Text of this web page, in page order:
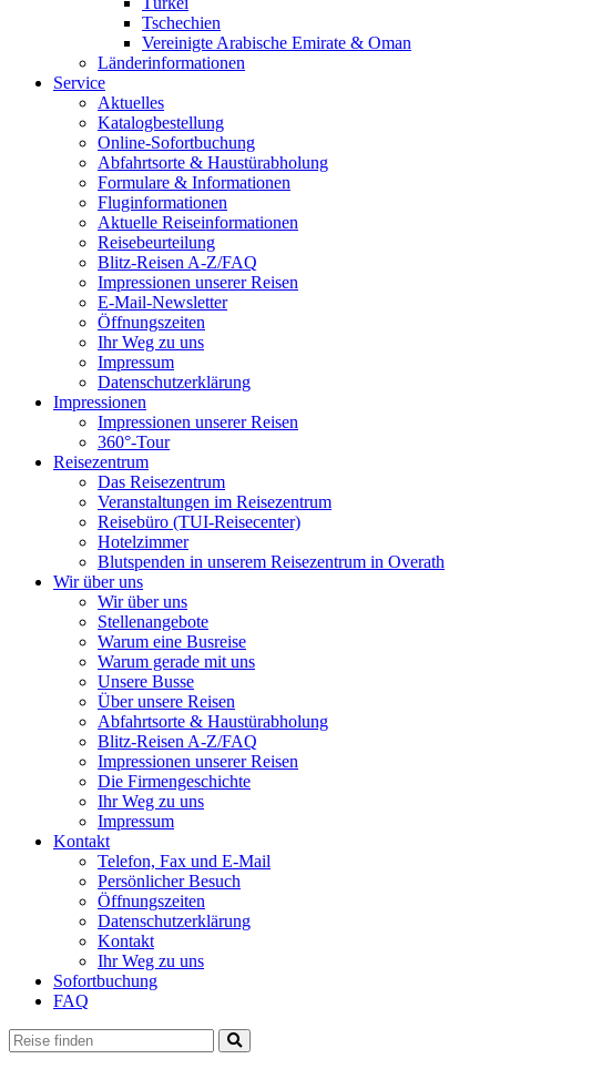
Tschechien
Vereinigte Arabische Emirate & Oman
Länderinformationen
Service
Aktuelles
Katalogbestellung
Online-Sofortbuchung
Abfahrtsorte & Haustürabholung
Formulare & Informationen
Fluginformationen
Aktuelle Reiseinformationen
Reisebeurteilung
Blitz-Reisen A-Z/FAQ
Impressionen unserer Reisen
E-Mail-Newsletter
Öffnungszeiten
Ihr Weg zu uns
Impressum
Datenschutzerklärung
Impressionen
Impressionen unserer Reisen
360°-Tour
Reisezentrum
Das Reisezentrum
Veranstaltungen im Reisezentrum
Reisebüro (TUI-Reisecenter)
Hotelzimmer
Blutspenden in unserem Reisezentrum in Overath
Wir über uns
Wir über uns
Stellenangebote
Warum eine Busreise
Warum gerade mit uns
Unsere Busse
Über unsere Reisen
Abfahrtsorte & Haustürabholung
Blitz-Reisen A-Z/FAQ
Impressionen unserer Reisen
Die Firmengeschichte
Ihr Weg zu uns
Impressum
Kontakt
Telefon, Fax und E-Mail
Persönlicher Besuch
Öffnungszeiten
Datenschutzerklärung
Kontakt
Ihr Weg zu uns
Sofortbuchung
FAQ